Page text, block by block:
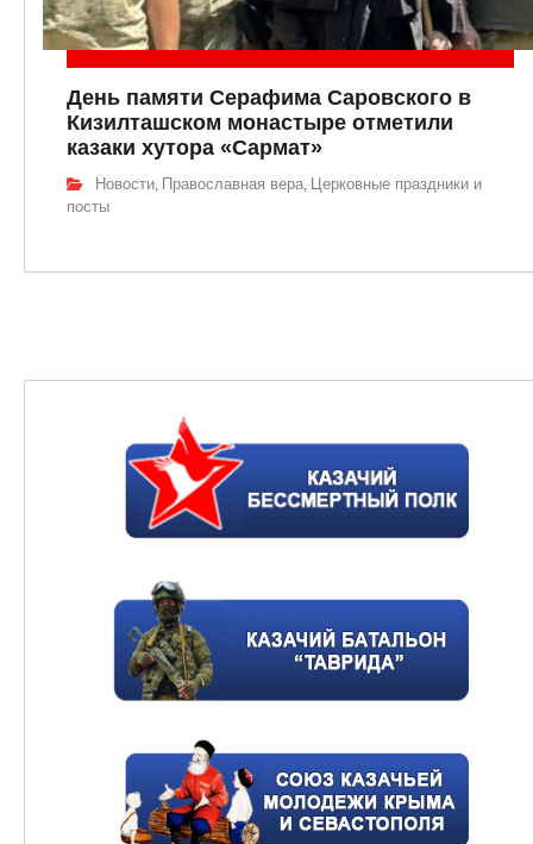
День памяти Серафима Саровского в
Кизилташском монастыре отметили
казаки хутора «Сармат»
Новости Православная вера
Церковные праздники и
посты